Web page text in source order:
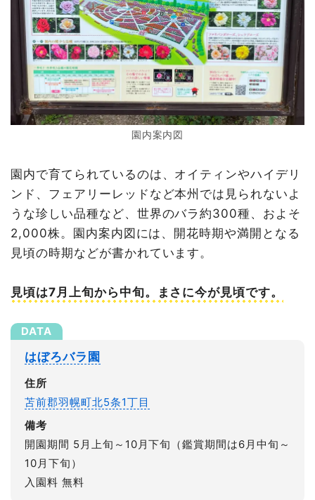
園内案内図
園内で育てられているのは、オイティンやハイデリ
ンド、フェアリーレッドなど本州では見られないよ
うな珍しい品種など、世界のバラ約300種、およそ
2,000株。園内案内図には、開花時期や満開となる
見頃の時期などが書かれています。
見頃は7月上旬から中旬。まさに今が見頃です。
はぼろバラ園
住所
苫前郡羽幌町北5条1丁目
備考
開園期間 5月上旬～10月下旬（鑑賞期間は6月中旬～
10月下旬）
入園料 無料